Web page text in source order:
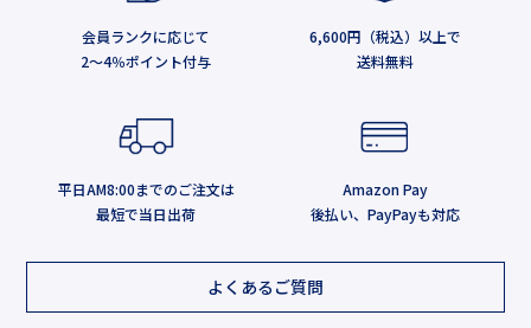
会員ランクに応じて
2～4％ポイント付与
6,600円（税込）以上で
送料無料
平日AM8:00までのご注文は
最短で当日出荷
Amazon Pay
後払い、PayPayも対応
よくあるご質問